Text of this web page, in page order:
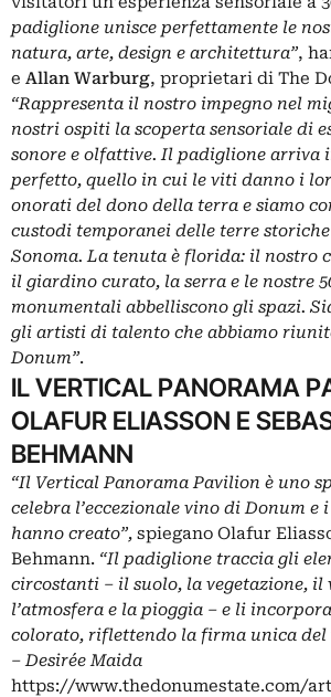
padiglione unisce perfettamente le
natura, arte, design e architettura”,
e Allan Warburg, proprietari di The
“Rappresenta il nostro impegno nel
nostri ospiti la scoperta sensoriale di
sonore e olfattive. Il padiglione arriva
perfetto, quello in cui le viti danno i
onorati del dono della terra e siamo
custodi temporanei delle terre
Sonoma. La tenuta è florida: il nostro
il giardino curato, la serra e le nostre
monumentali abbelliscono gli spazi.
gli artisti di talento che abbiamo
Donum”.
IL VERTICAL PANORAMA
OLAFUR ELIASSON E
BEHMANN
“Il Vertical Panorama Pavilion è uno
celebra l’eccezionale vino di Donum
hanno creato”, spiegano Olafur
Behmann. “Il padiglione traccia gli
circostanti – il suolo, la vegetazione, il
l’atmosfera e la pioggia – e li
colorato, riflettendo la firma unica del
– Desirée Maida
https://www.thedonumestate.com/art